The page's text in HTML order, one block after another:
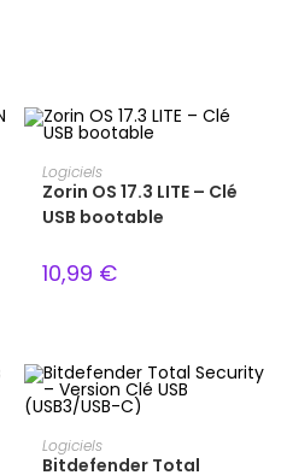
AJOUTER AU PANIER
Logiciels
Zorin OS 17.3 LITE – Clé
USB bootable
10,99 €
CHOIX DES OPTIONS
Logiciels
Bitdefender Total